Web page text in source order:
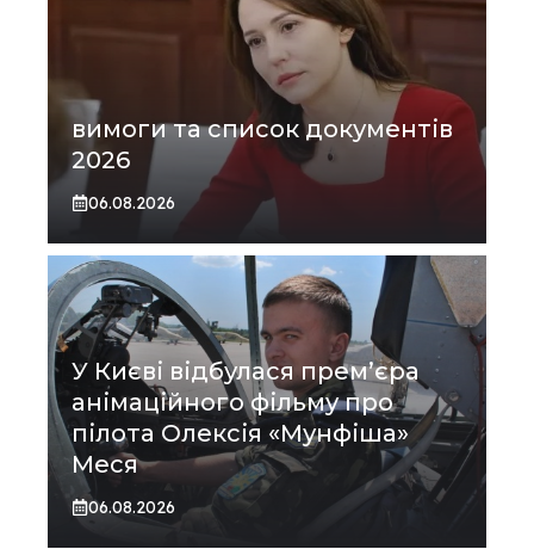
вимоги та список документів
2026
06.08.2026
У Києві відбулася прем’єра
анімаційного фільму про
пілота Олексія «Мунфіша»
Меся
06.08.2026